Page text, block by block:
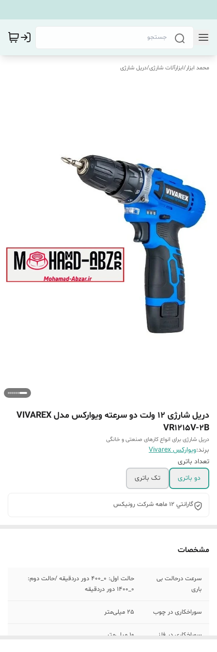
محمد ابزار/ابزارآلات شارژی/دریل شارژی
دریل شارژی 12 ولت دو سرعته ویوارکس مدل VIVAREX
VR1215V-2B
دریل شارژی برای انواع کارهای صنعتی و خانگی
برند:ویوارکس Vivarex
تعداد باتری
دو باتری
تک باتری
گارانتي 12 ماهه شرکت رونيکس
مشخصات
سرعت درحالت بی
باری
حالت اول: 0_400 دور دردقیقه /حالت دوم:
0_1400 دور دردقیقه
سوراخکاری در چوب 25 میلی‌متر
سوراخکاری در فلز 10 میلی‌متر